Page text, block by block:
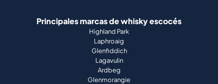
Principales marcas de whisky escocés
Highland Park
Laphroaig
Glenfiddich
Lagavulin
Ardbeg
Glenmorangie